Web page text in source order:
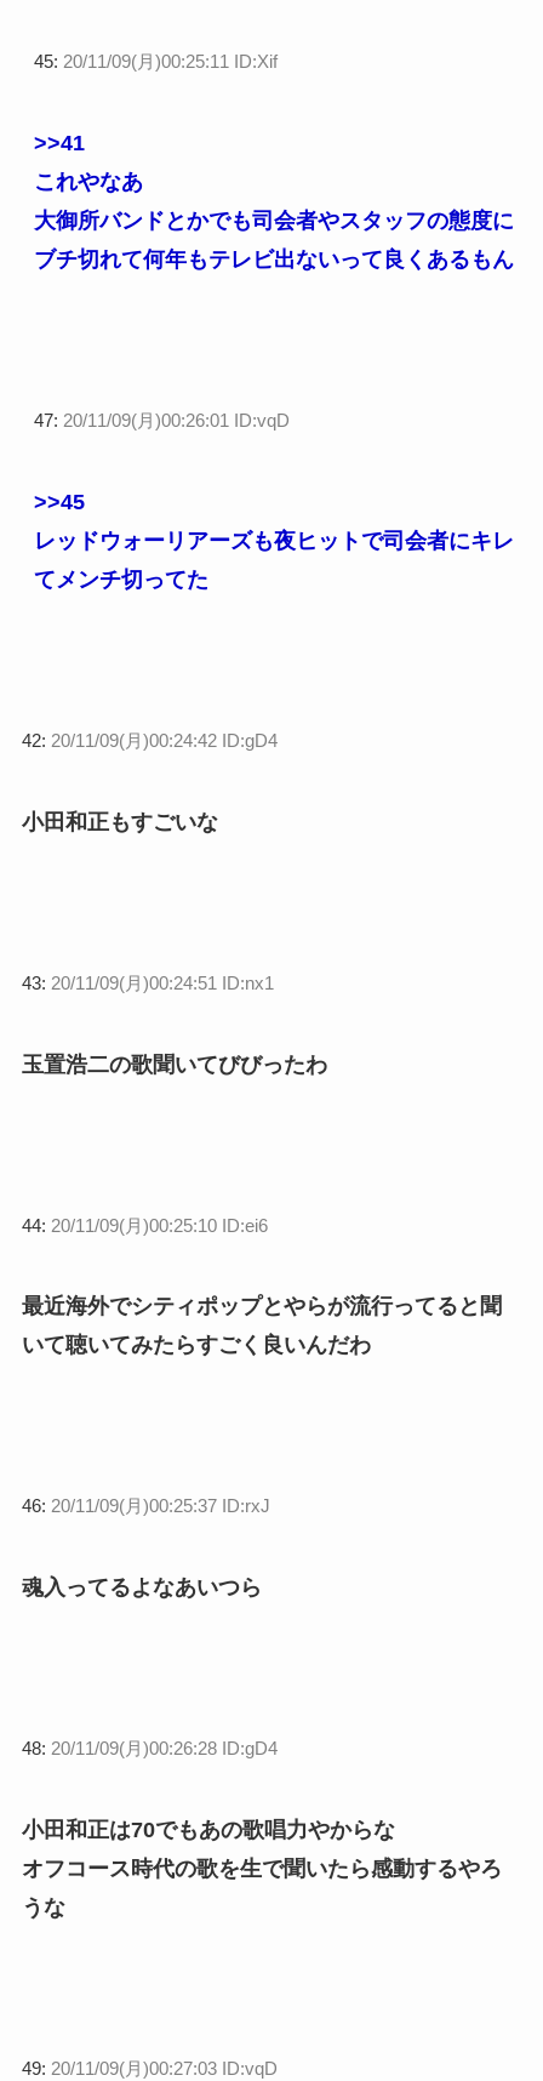
45: 20/11/09(月)00:25:11 ID:Xif
>>41
これやなあ
大御所バンドとかでも司会者やスタッフの態度に
ブチ切れて何年もテレビ出ないって良くあるもん
47: 20/11/09(月)00:26:01 ID:vqD
>>45
レッドウォーリアーズも夜ヒットで司会者にキレ
てメンチ切ってた
42: 20/11/09(月)00:24:42 ID:gD4
小田和正もすごいな
43: 20/11/09(月)00:24:51 ID:nx1
玉置浩二の歌聞いてびびったわ
44: 20/11/09(月)00:25:10 ID:ei6
最近海外でシティポップとやらが流行ってると聞
いて聴いてみたらすごく良いんだわ
46: 20/11/09(月)00:25:37 ID:rxJ
魂入ってるよなあいつら
48: 20/11/09(月)00:26:28 ID:gD4
小田和正は70でもあの歌唱力やからな
オフコース時代の歌を生で聞いたら感動するやろ
うな
49: 20/11/09(月)00:27:03 ID:vqD